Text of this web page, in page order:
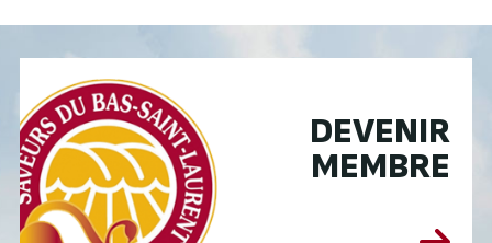
DEVENIR
MEMBRE